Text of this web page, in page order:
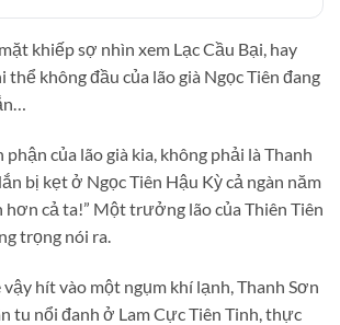
khiếp sợ nhìn xem Lạc Cầu Bại, hay
thể không đầu của lão già Ngọc Tiên đang
phận của lão già kia, không phải là Thanh
bị kẹt ở Ngọc Tiên Hậu Kỳ cả ngàn năm
cả ta!” Một trưởng lão của Thiên Tiên
trọng nói ra.
hít vào một ngụm khí lạnh, Thanh Sơn
tu nổi đanh ở Lam Cực Tiên Tinh, thực